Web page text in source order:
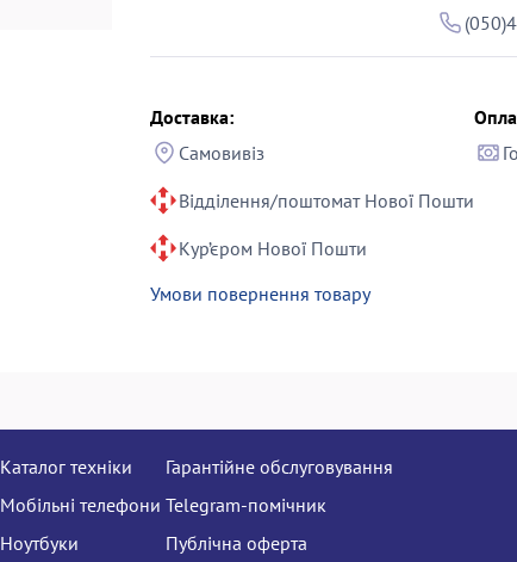
Доставка:
Самовивіз
Відділення/поштомат Нової Пошти
Кур’єром Нової Пошти
Умови повернення товару
Каталог техніки
Мобільні телефони
Ноутбуки
Гарантійне обслуговування
Telegram-помічник
Публічна оферта